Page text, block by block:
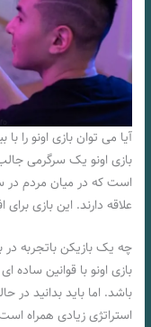
آیا می‌ توان بازی اونو را
است که در میان مردم در
علاقه دارند. این بازی
چه یک بازیکن باتجربه در
بازی اونو با قوانین
استراتژی زیادی همراه